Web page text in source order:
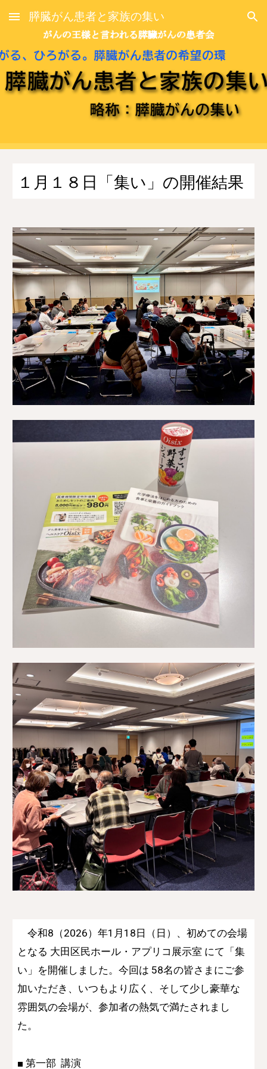
Skip to main content Skip to navigation
膵臓がん患者と家族の集い
１月 １８ 日「集い」の開催結果
令和8（2026）年1月18日（日）、初めての会場
となる 大田区民ホール ・ アプリコ展示室 にて「集
い」を開催しました。今回は 58名の皆さまにご参
加いただき、いつもより広く、そして少し豪華な
雰囲気の会場が、参加者の熱気で満たされまし
た。
■ 第一部 講演